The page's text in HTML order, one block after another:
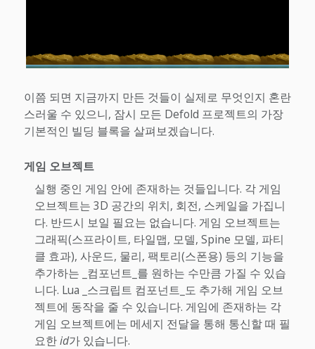
이쯤 되면 지금까지 만든 것들이 실제로 무엇인지 혼란
스러울 수 있으니, 잠시 모든 Defold 프로젝트의 가장
기본적인 빌딩 블록을 살펴보겠습니다.
게임 오브젝트
실행 중인 게임 안에 존재하는 것들입니다. 각 게임
오브젝트는 3D 공간의 위치, 회전, 스케일을 가집니
다. 반드시 보일 필요는 없습니다. 게임 오브젝트는
그래픽(스프라이트, 타일맵, 모델, Spine 모델, 파티
클 효과), 사운드, 물리, 팩토리(스폰용) 등의 기능을
추가하는 _컴포넌트_를 원하는 수만큼 가질 수 있습
니다. Lua _스크립트 컴포넌트_도 추가해 게임 오브
젝트에 동작을 줄 수 있습니다. 게임에 존재하는 각
게임 오브젝트에는 메세지 전달을 통해 통신할 때 필
요한id가 있습니다.